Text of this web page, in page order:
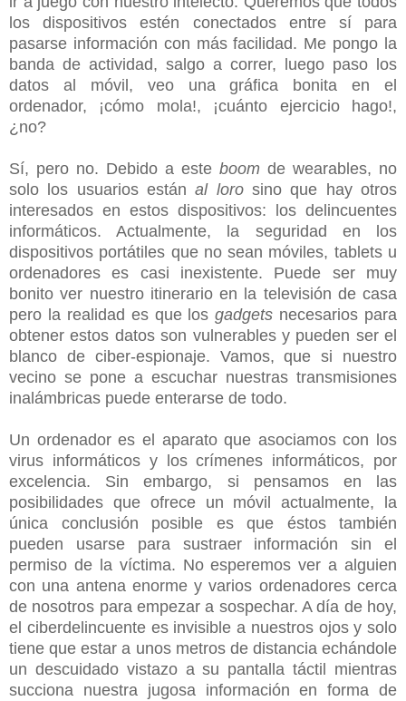
los dispositivos estén conectados entre sí para
pasarse información con más facilidad. Me pongo la
banda de actividad, salgo a correr, luego paso los
datos al móvil, veo una gráfica bonita en el
ordenador, ¡cómo mola!, ¡cuánto ejercicio hago!,
¿no?
Sí, pero no. Debido a este boom de wearables, no
solo los usuarios estánal lorosino que hay otros
interesados en estos dispositivos: los delincuentes
informáticos. Actualmente, la seguridad en los
dispositivos portátiles que no sean móviles, tablets u
ordenadores es casi inexistente. Puede ser muy
bonito ver nuestro itinerario en la televisión de casa
pero la realidad es que losgadgets necesarios para
obtener estos datos son vulnerables y pueden ser el
blanco de ciber-espionaje. Vamos, que si nuestro
vecino se pone a escuchar nuestras transmisiones
inalámbricas puede enterarse de todo.
Un ordenador es el aparato que asociamos con los
virus informáticos y los crímenes informáticos, por
excelencia. Sin embargo, si pensamos en las
posibilidades que ofrece un móvil actualmente, la
única conclusión posible es que éstos también
pueden usarse para sustraer información sin el
permiso de la víctima. No esperemos ver a alguien
con una antena enorme y varios ordenadores cerca
de nosotros para empezar a sospechar. A día de hoy,
el ciberdelincuente es invisible a nuestros ojos y solo
tiene que estar a unos metros de distancia echándole
un descuidado vistazo a su pantalla táctil mientras
succiona nuestra jugosa información en forma de